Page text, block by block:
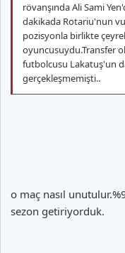
rövanşında Ali Sami
dakikada Rotariu'nun
pozisyonla birlikte
oyuncusuydu.Transfer
futbolcusu Lakatuş'un
gerçekleşmemişti..
o maç nasıl
sezon getiriyorduk.